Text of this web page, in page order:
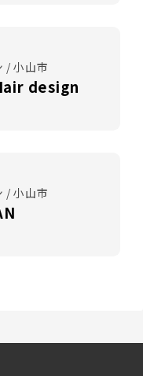
/ 小山市
design
/ 小山市